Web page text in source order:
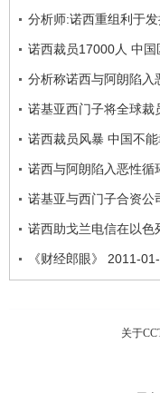
分析师:诺西重组利于
诺西裁员17000人 中国
分析称诺西与阿朗陷入
诺基亚西门子将全球裁
诺西裁员风暴 中国不
诺西与阿朗陷入恶性循
诺基亚与西门子合资公
诺西助戈兰电信在以色
《财经郎眼》 2011-
关于